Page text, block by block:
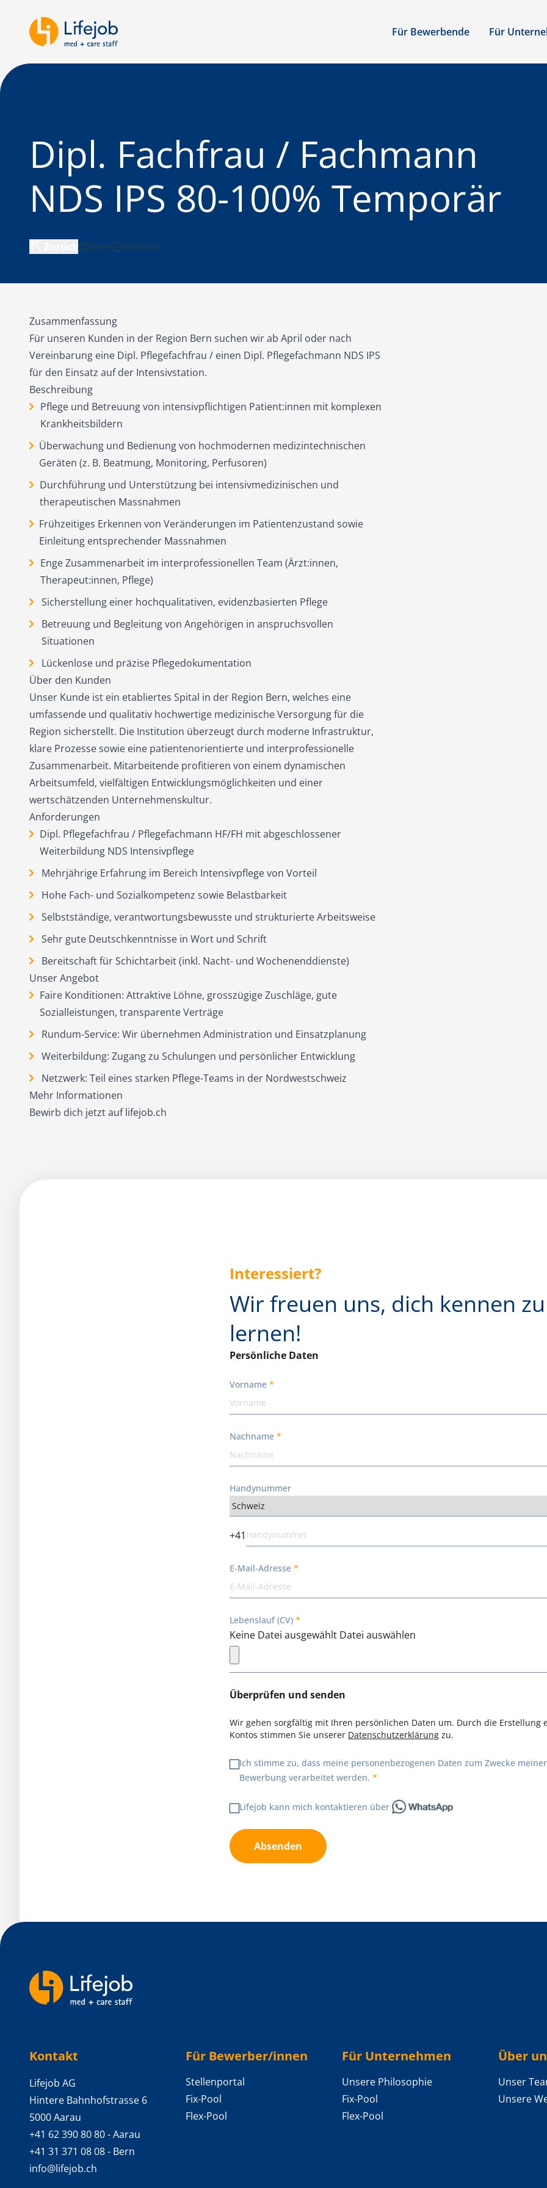
Für Bewerbende Für
Dipl. Fachfrau / Fachmann
NDS IPS 80-100% Temporär
Bern Vollzeit
Zusammenfassung
Für unseren Kunden in der Region Bern suchen wir ab April oder nach
Vereinbarung eine Dipl. Pflegefachfrau / einen Dipl. Pflegefachmann NDS IPS
für den Einsatz auf der Intensivstation.
Beschreibung
Pflege und Betreuung von intensivpflichtigen Patient:innen mit komplexen
Krankheitsbildern
Überwachung und Bedienung von hochmodernen medizintechnischen
Geräten (z. B. Beatmung, Monitoring, Perfusoren)
Durchführung und Unterstützung bei intensivmedizinischen und
therapeutischen Massnahmen
Frühzeitiges Erkennen von Veränderungen im Patientenzustand sowie
Einleitung entsprechender Massnahmen
Enge Zusammenarbeit im interprofessionellen Team (Ärzt:innen,
Therapeut:innen, Pflege)
Sicherstellung einer hochqualitativen, evidenzbasierten Pflege
Betreuung und Begleitung von Angehörigen in anspruchsvollen
Situationen
Lückenlose und präzise Pflegedokumentation
Über den Kunden
Unser Kunde ist ein etabliertes Spital in der Region Bern, welches eine
umfassende und qualitativ hochwertige medizinische Versorgung für die
Region sicherstellt. Die Institution überzeugt durch moderne Infrastruktur,
klare Prozesse sowie eine patientenorientierte und interprofessionelle
Zusammenarbeit. Mitarbeitende profitieren von einem dynamischen
Arbeitsumfeld, vielfältigen Entwicklungsmöglichkeiten und einer
wertschätzenden Unternehmenskultur.
Anforderungen
Dipl. Pflegefachfrau / Pflegefachmann HF/FH mit abgeschlossener
Weiterbildung NDS Intensivpflege
Mehrjährige Erfahrung im Bereich Intensivpflege von Vorteil
Hohe Fach- und Sozialkompetenz sowie Belastbarkeit
Selbstständige, verantwortungsbewusste und strukturierte Arbeitsweise
Sehr gute Deutschkenntnisse in Wort und Schrift
Bereitschaft für Schichtarbeit (inkl. Nacht- und Wochenenddienste)
Unser Angebot
Faire Konditionen: Attraktive Löhne, grosszügige Zuschläge, gute
Sozialleistungen, transparente Verträge
Rundum-Service: Wir übernehmen Administration und Einsatzplanung
Weiterbildung: Zugang zu Schulungen und persönlicher Entwicklung
Netzwerk: Teil eines starken Pflege-Teams in der Nordwestschweiz
Mehr Informationen
Bewirb dich jetzt auf lifejob.ch
Interessiert?
Wir freuen uns, dich kennen zu
lernen!
Persönliche Daten
Vorname
Nachname
Handynummer
+41
E-Mail-Adresse
Lebenslauf (CV)
Keine Datei ausgewählt Datei auswählen
Überprüfen und senden
Wir gehen sorgfältig mit Ihren persönlichen Daten um. Durch die Erstellung
Kontos stimmen Sie unserer Datenschutzerklärung zu.
Ich stimme zu, dass meine personenbezogenen Daten zum Zwecke meiner
Bewerbung verarbeitet werden.
Lifejob kann mich kontaktieren über
Absenden
Kontakt
Lifejob AG
Hintere Bahnhofstrasse 6
5000 Aarau
+41 62 390 80 80- Aarau
+41 31 371 08 08- Bern
info@lifejob.ch
Für Bewerber/innen
Stellenportal
Fix-Pool
Flex-Pool
Für Unternehmen
Unsere Philosophie
Fix-Pool
Flex-Pool
Über
Unser
Unsere
Backlinks